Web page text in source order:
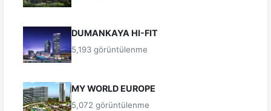
DUMANKAYA HI-FIT
5,193 görüntülenme
MY WORLD EUROPE
5,072 görüntülenme